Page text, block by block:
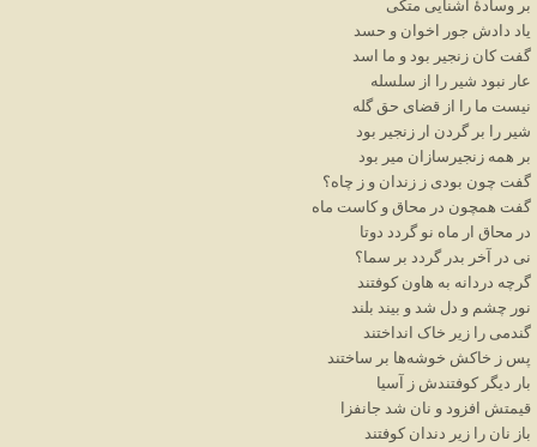
بر وسادهٔ آشنایی متکی
یاد دادش جور اخوان و حسد
گفت کان زنجیر بود و ما
اسد
عار نبود شیر را از سلسله
نیست ما را از قضای حق گله
شیر را بر گردن ار زنجیر بود
بر همه زنجیرسازان میر بود
گفت چون بودی ز زندان و ز چاه؟
گفت همچون در محاق و کاست ماه
در محاق ار ماه نو گردد دوتا
نی در آخر بدر گردد بر سما؟
گرچه دردانه به هاون کوفتند
نور چشم و دل شد و بیند بلند
گندمی را زیر خاک انداختند
پس ز خاکش خوشهها بر ساختند
بار دیگر کوفتندش ز
آسیا
قیمتش افزود و نان شد جانفزا
باز نان را زیر دندان کوفتند